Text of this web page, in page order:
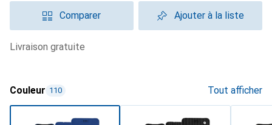
Comparer Ajouter à la liste
livraison gratuite
Couleur 110 Tout afficher